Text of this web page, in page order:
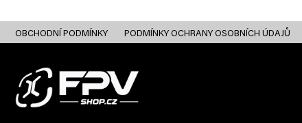
obsahOBCHODNÍ PODMÍNKY PODMÍNKY OCHRANY OSOBNÍCH ÚDAJŮ